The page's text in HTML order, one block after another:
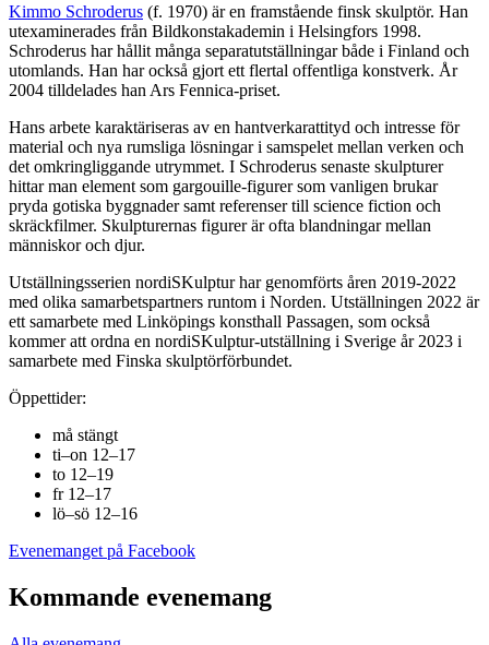
Kimmo Schroderus (f. 1970) är en framstående finsk skulptör. Han
utexaminerades från Bildkonstakademin i Helsingfors 1998.
Schroderus har hållit många separatutställningar både i Finland och
utomlands. Han har också gjort ett flertal offentliga konstverk. År
2004 tilldelades han Ars Fennica-priset.
Hans arbete karaktäriseras av en hantverkarattityd och intresse för
material och nya rumsliga lösningar i samspelet mellan verken och
det omkringliggande utrymmet. I Schroderus senaste skulpturer
hittar man element som gargouille-figurer som vanligen brukar
pryda gotiska byggnader samt referenser till science fiction och
skräckfilmer. Skulpturernas figurer är ofta blandningar mellan
människor och djur.
Utställningsserien nordiSKulptur har genomförts åren 2019-2022
med olika samarbetspartners runtom i Norden. Utställningen 2022 är
ett samarbete med Linköpings konsthall Passagen, som också
kommer att ordna en nordiSKulptur-utställning i Sverige år 2023 i
samarbete med Finska skulptörförbundet.
Öppettider:
må stängt
ti–on 12–17
to 12–19
fr 12–17
lö–sö 12–16
Evenemanget på FacebookÖppnas
ny
Kommande evenemang